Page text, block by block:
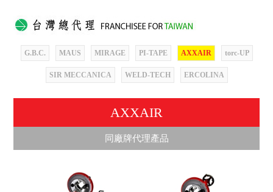
G.B.C. MAUS MIRAGE PI-TAPE AXXAIR torc-UP
SIR MECCANICA WELD-TECH ERCOLINA
AXXAIR
同廠牌代理產品